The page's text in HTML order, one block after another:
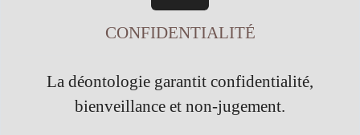
CONFIDENTIALITÉ
La déontologie garantit confidentialité,
bienveillance et non-jugement.